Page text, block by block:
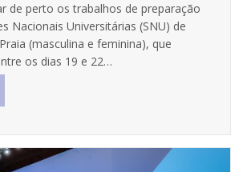
de perto os trabalhos de preparação
Nacionais Universitárias (SNU) de
(masculina e feminina), que
os dias 19 e 22…